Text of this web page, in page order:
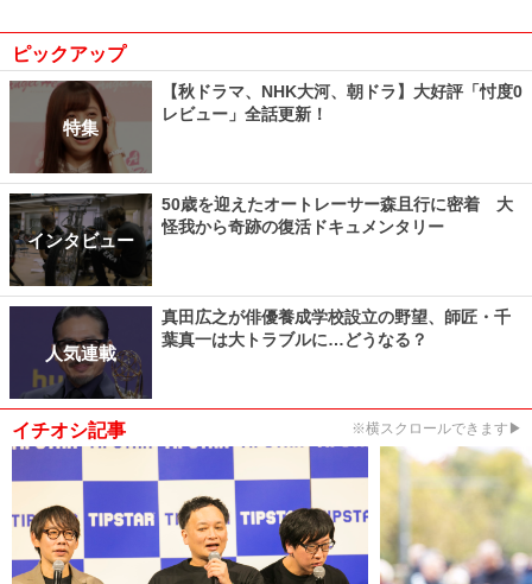
ピックアップ
特集
【秋ドラマ、NHK大河、朝ドラ】大好評「忖度0
レビュー」全話更新！
インタビュー
50歳を迎えたオートレーサー森且行に密着 大
怪我から奇跡の復活ドキュメンタリー
人気連載
真田広之が俳優養成学校設立の野望、師匠・千
葉真一は大トラブルに…どうなる？
イチオシ記事 ※横スクロールできます▶